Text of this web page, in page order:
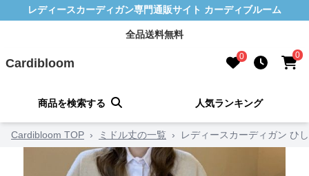
レディースカーディガン専門通販サイト カーディブルーム
全品送料無料
Cardibloom 0 0
商品を検索する 人気ランキング
Cardibloom TOP › ミドル丈の一覧 › レディースカーディガン ひ